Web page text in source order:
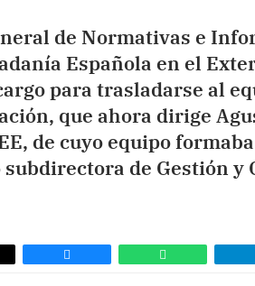
de Normativas e
Española en el
para trasladarse al
que ahora dirige
de cuyo equipo
subdirectora de Gestión y